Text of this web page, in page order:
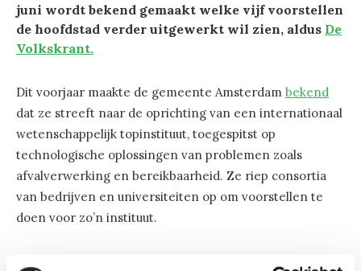
juni wordt bekend gemaakt welke vijf voorstellen
de hoofdstad verder uitgewerkt wil zien, aldus De
Volkskrant.
Dit voorjaar maakte de gemeente Amsterdam bekend
dat ze streeft naar de oprichting van een internationaal
wetenschappelijk topinstituut, toegespitst op
technologische oplossingen van problemen zoals
afvalverwerking en bereikbaarheid. Ze riep consortia
van bedrijven en universiteiten op om voorstellen te
doen voor zo’n instituut.
De gemeente stelt grond, patenten en gebouwen